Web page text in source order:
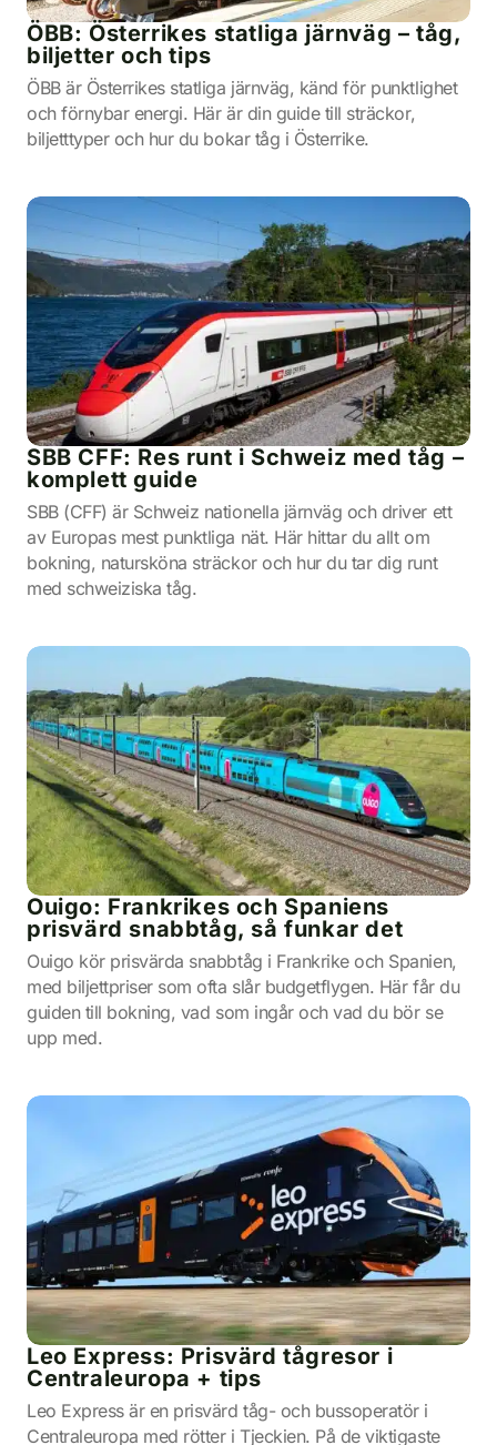
ÖBB: Österrikes statliga järnväg – tåg,
biljetter och tips
ÖBB är Österrikes statliga järnväg, känd för punktlighet
och förnybar energi. Här är din guide till sträckor,
biljetttyper och hur du bokar tåg i Österrike.
SBB CFF: Res runt i Schweiz med tåg –
komplett guide
SBB (CFF) är Schweiz nationella järnväg och driver ett
av Europas mest punktliga nät. Här hittar du allt om
bokning, natursköna sträckor och hur du tar dig runt
med schweiziska tåg.
Ouigo: Frankrikes och Spaniens
prisvärd snabbtåg, så funkar det
Ouigo kör prisvärda snabbtåg i Frankrike och Spanien,
med biljettpriser som ofta slår budgetflygen. Här får du
guiden till bokning, vad som ingår och vad du bör se
upp med.
Leo Express: Prisvärd tågresor i
Centraleuropa + tips
Leo Express är en prisvärd tåg- och bussoperatör i
Centraleuropa med rötter i Tjeckien. På de viktigaste